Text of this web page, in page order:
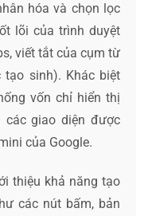
hóa và chọn lọc
lõi của trình duyệt
viết tắt của cụm từ
tạo sinh). Khác biệt
vốn chỉ hiển thị
các giao diện được
của Google.
thiệu khả năng tạo
các nút bấm, bản